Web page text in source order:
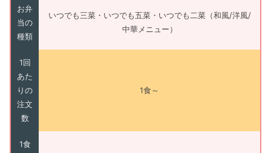
お弁
当の
種類
いつでも三菜・いつでも五菜・いつでも二菜（和風/洋風/
中華メニュー）
1回
あた
りの
注文
数
1食～
1食